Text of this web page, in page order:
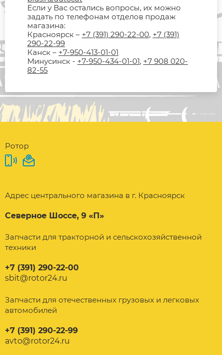
Если у Вас остались вопросы, их можно
задать по телефонам отделов продаж
магазина:
Красноярск – +7 (391) 290-22-00, +7 (391)
290-22-99
Канск – +7-950-413-01-01
Минусинск - +7-950-434-01-01, +7 908 020-
82-55
Ротор
Адрес центрального магазина в г. Красноярск
Северное Шоссе, 9 «П»
Запчасти для тракторной и сельскохозяйственной
техники
+7 (391) 290-22-00
sbit@rotor24.ru
Запчасти для отечественных грузовых и легковых
автомобилей
+7 (391) 290-22-99
avto@rotor24.ru